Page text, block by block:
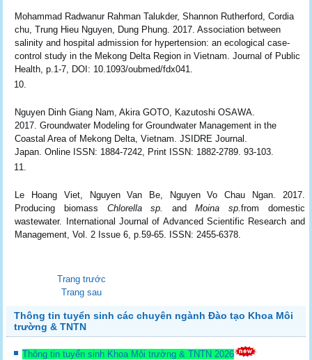
Mohammad Radwanur Rahman Talukder, Shannon Rutherford, Cordia
chu, Trung Hieu Nguyen, Dung Phung. 2017. Association between
salinity and hospital admission for hypertension: an ecological case-
control study in the Mekong Delta Region in Vietnam. Journal of Public
Health, p.1-7, DOI: 10.1093/oubmed/fdx041.
Nguyen Dinh Giang Nam, Akira GOTO, Kazutoshi OSAWA.
2017. Groundwater Modeling for Groundwater Management in the
Coastal Area of Mekong Delta, Vietnam. JSIDRE Journal.
Japan. Online ISSN: 1884-7242, Print ISSN: 1882-2789. 93-103.
Le Hoang Viet, Nguyen Van Be, Nguyen Vo Chau Ngan. 2017.
Producing biomass Chlorella sp. andMoina sp. from domestic
wastewater. International Journal of Advanced Scientific Research and
Management, Vol. 2 Issue 6, p.59-65. ISSN: 2455-6378.
Trang trước
Trang sau
Thông tin tuyển sinh các chuyên ngành Đào tạo Khoa Môi
trường & TNTN
Thông tin tuyển sinh Khoa Môi trường & TNTN 2026